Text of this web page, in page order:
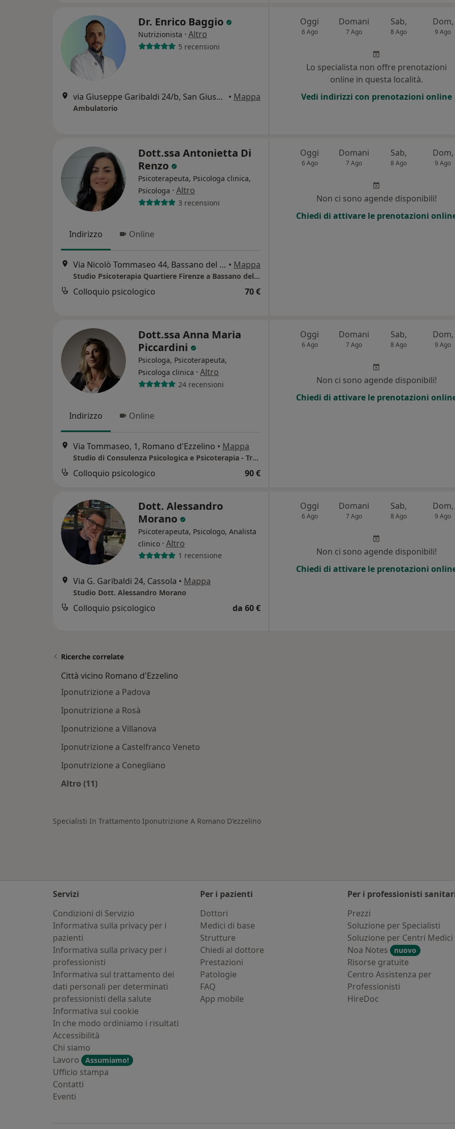
Dr. Enrico Baggio
Nutrizionista · Altro
5 recensioni
via Giuseppe Garibaldi 24/b, San Giuseppe • Mappa
Ambulatorio
Oggi
6 Ago
Domani
7 Ago
Sab,
8 Ago
Dom,
9 Ago
Lo specialista non offre prenotazioni
online in questa località.
Vedi indirizzi con prenotazioni online
Dott.ssa Antonietta Di
Renzo
Psicoterapeuta, Psicologa clinica,
Psicologa · Altro
3 recensioni
Indirizzo Online
Via Nicolò Tommaseo 44, Bassano del Grappa • Mappa
Studio Psicoterapia Quartiere Firenze a Bassano del Grappa
Colloquio psicologico 70 €
Oggi
6 Ago
Domani
7 Ago
Sab,
8 Ago
Dom,
9 Ago
Non ci sono agende disponibili!
Chiedi di attivare le prenotazioni
Dott.ssa Anna Maria
Piccardini
Psicologa, Psicoterapeuta,
Psicologa clinica · Altro
24 recensioni
Indirizzo Online
Via Tommaseo, 1, Romano d'Ezzelino • Mappa
Studio di Consulenza Psicologica e Psicoterapia - Training Autogeno
Colloquio psicologico 90 €
Oggi
6 Ago
Domani
7 Ago
Sab,
8 Ago
Dom,
9 Ago
Non ci sono agende disponibili!
Chiedi di attivare le prenotazioni
Dott. Alessandro
Morano
Psicoterapeuta, Psicologo, Analista
clinico · Altro
1 recensione
Via G. Garibaldi 24, Cassola • Mappa
Studio Dott. Alessandro Morano
Colloquio psicologico da 60 €
Oggi
6 Ago
Domani
7 Ago
Sab,
8 Ago
Dom,
9 Ago
Non ci sono agende disponibili!
Chiedi di attivare le prenotazioni
Ricerche correlate
Città vicino Romano d'Ezzelino
Iponutrizione a Padova
Iponutrizione a Rosà
Iponutrizione a Villanova
Iponutrizione a Castelfranco Veneto
Iponutrizione a Conegliano
Altro (11)
Specialisti In Trattamento Iponutrizione A Romano D'ezzelino
Servizi
Condizioni di Servizio
Informativa sulla privacy per i
pazienti
Informativa sulla privacy per i
professionisti
Informativa sul trattamento dei
dati personali per determinati
professionisti della salute
Informativa sui cookie
In che modo ordiniamo i risultati
Accessibilità
Chi siamo
Lavoro
Assumiamo!
Ufficio stampa
Contatti
Eventi
Per i pazienti
Dottori
Medici di base
Strutture
Chiedi al dottore
Prestazioni
Patologie
FAQ
App mobile
Per i professionisti
Prezzi
Soluzione per Specialisti
Soluzione per Centri Medici
Noa Notes
nuovo
Risorse gratuite
Centro Assistenza per
Professionisti
HireDoc